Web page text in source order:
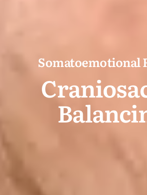
Somatoemotional